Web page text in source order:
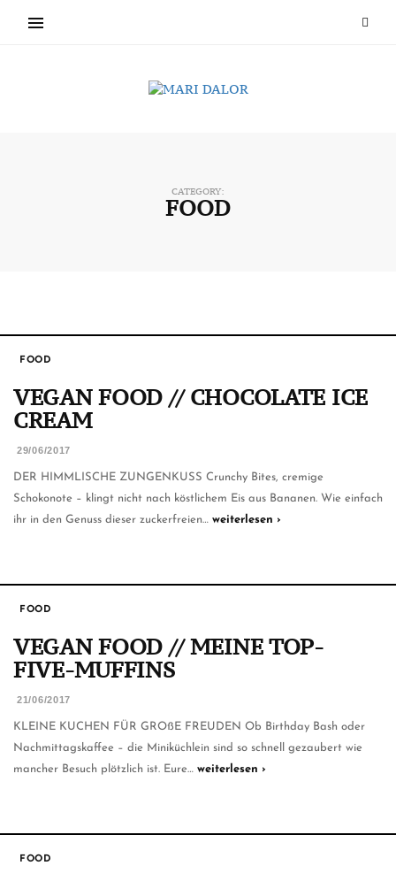
CATEGORY:
FOOD
FOOD
VEGAN FOOD // CHOCOLATE ICE
CREAM
29/06/2017
DER HIMMLISCHE ZUNGENKUSS Crunchy Bites, cremige
Schokonote – klingt nicht nach köstlichem Eis aus Bananen. Wie einfach
ihr in den Genuss dieser zuckerfreien… weiterlesen ›
FOOD
VEGAN FOOD // MEINE TOP-
FIVE-MUFFINS
21/06/2017
KLEINE KUCHEN FÜR GROßE FREUDEN Ob Birthday Bash oder
Nachmittagskaffee – die Miniküchlein sind so schnell gezaubert wie
mancher Besuch plötzlich ist. Eure… weiterlesen ›
FOOD